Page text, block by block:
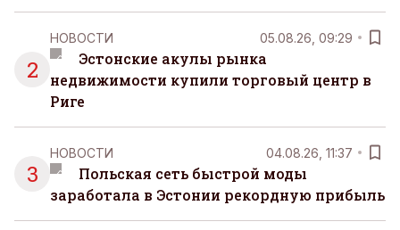
2
НОВОСТИ 05.08.26, 09:29
Эстонские акулы рынка
недвижимости купили торговый центр в
Риге
3
НОВОСТИ 04.08.26, 11:37
Польская сеть быстрой моды
заработала в Эстонии рекордную прибыль